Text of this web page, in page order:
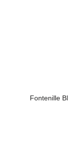
Fontenille